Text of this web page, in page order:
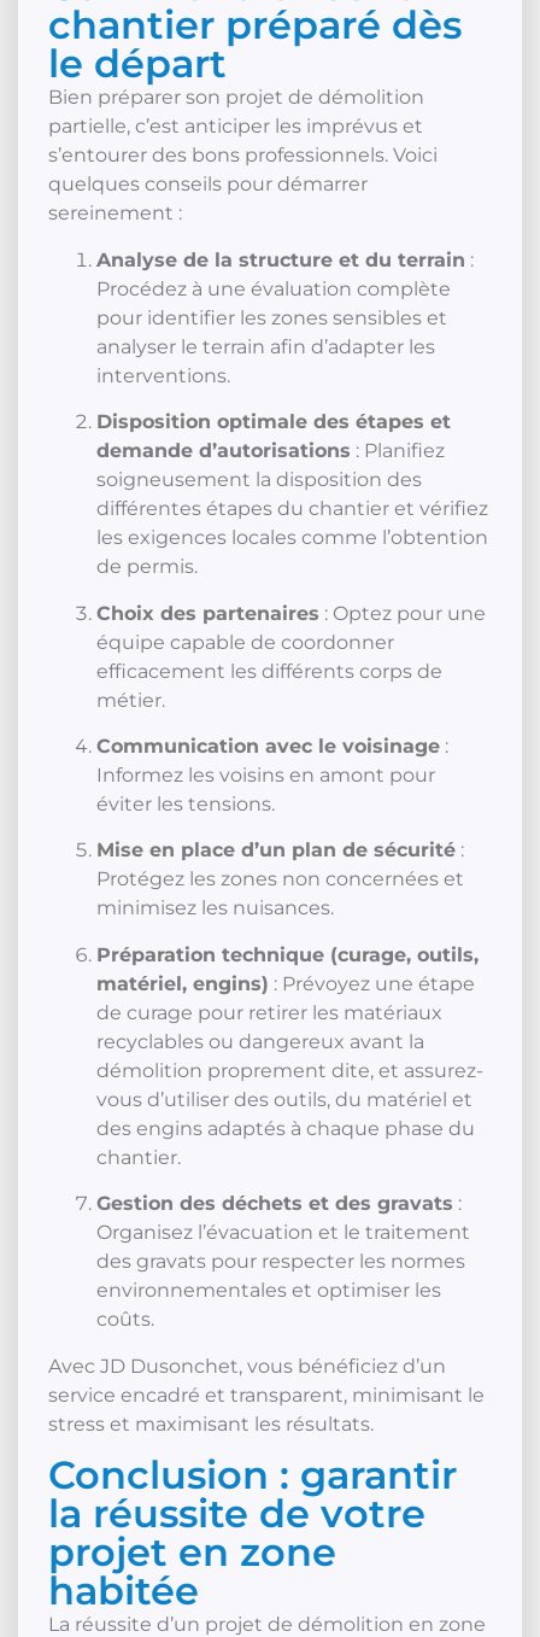
chantier préparé dès
le départ
Bien préparer son projet de démolition
partielle, c’est anticiper les imprévus et
s’entourer des bons professionnels. Voici
quelques conseils pour démarrer
sereinement :
Analyse de la structure et du terrain :
Procédez à une évaluation complète
pour identifier les zones sensibles et
analyser le terrain afin d’adapter les
interventions.
Disposition optimale des étapes et
demande d’autorisations : Planifiez
soigneusement la disposition des
différentes étapes du chantier et vérifiez
les exigences locales comme l’obtention
de permis.
Choix des partenaires : Optez pour une
équipe capable de coordonner
efficacement les différents corps de
métier.
Communication avec le voisinage :
Informez les voisins en amont pour
éviter les tensions.
Mise en place d’un plan de sécurité :
Protégez les zones non concernées et
minimisez les nuisances.
Préparation technique (curage, outils,
matériel, engins) : Prévoyez une étape
de curage pour retirer les matériaux
recyclables ou dangereux avant la
démolition proprement dite, et assurez-
vous d’utiliser des outils, du matériel et
des engins adaptés à chaque phase du
chantier.
Gestion des déchets et des gravats :
Organisez l’évacuation et le traitement
des gravats pour respecter les normes
environnementales et optimiser les
coûts.
Avec JD Dusonchet, vous bénéficiez d’un
service encadré et transparent, minimisant le
stress et maximisant les résultats.
Conclusion : garantir
la réussite de votre
projet en zone
habitée
La réussite d’un projet de démolition en zone